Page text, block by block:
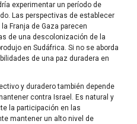
experimentar un período de
Las perspectivas de establecer
Franja de Gaza parecen
de una descolonización de la
en Sudáfrica. Si no se aborda
de una paz duradera en
y duradero también depende
contra Israel. Es natural y
la participación en las
mantener un alto nivel de